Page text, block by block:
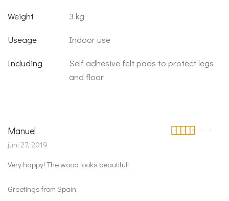
Weight
3 kg
Useage
Indoor use
Including
Self adhesive felt pads to protect legs
and floor
Manuel
juni 27, 2019
Very happy! The wood looks beautifull
Greetings from Spain